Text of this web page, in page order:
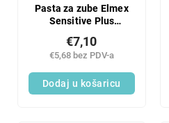
Pasta za zube Elmex
Sensitive Plus
ml
€5,68 bez PDV-a
€7,10
Dodaj u košaricu